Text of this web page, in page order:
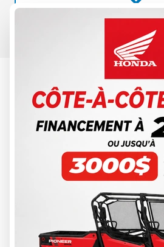
YAMAHA 2024
F115 À PROPULSION
BLEUTÉ MÉTALLIQUE
19 060 $
CALCULATRICE